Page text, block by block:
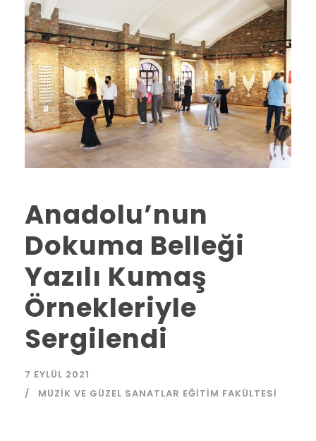
Anadolu’nun
Dokuma Belleği
Yazılı Kumaş
Örnekleriyle
Sergilendi
7 EYLÜL 2021
MÜZIK VE GÜZEL SANATLAR EĞITIM FAKÜLTESI